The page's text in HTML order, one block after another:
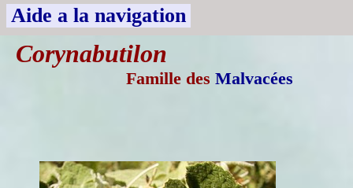
Aide a la navigation
Corynabutilon
Famille des Malvacées